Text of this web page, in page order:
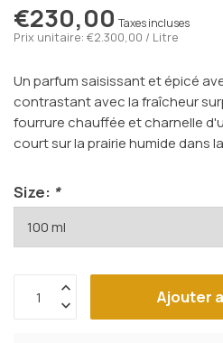
€230,00 Taxes incluses
Prix unitaire: €2.300,00 / Litre
Un parfum saisissant et épicé
contrastant avec la fraîcheur
fourrure chauffée et charnelle
court sur la prairie humide dans
Size: *
Ajouter